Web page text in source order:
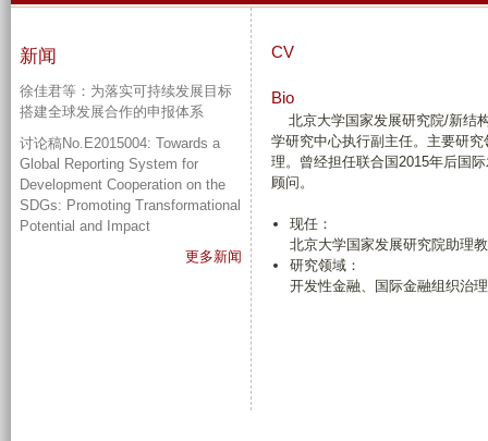
内
CV
Bio
北京大学国家发展研究院/新结
学研究中心执行副主任。主要研
理。曾经担任联合国2015年后国
顾问。
现任：
北京大学国家发展研究院助理
研究领域：
开发性金融、国际金融组织治
新闻
徐佳君等：为落实可持续发展目标
搭建全球发展合作的申报体系
讨论稿No.E2015004: Towards a
Global Reporting System for
Development Cooperation on the
SDGs: Promoting Transformational
Potential and Impact
更多新闻